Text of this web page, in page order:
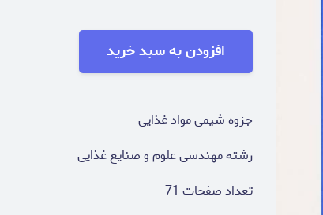
افزودن به سبد خرید
جزوه شیمی مواد غذایی
رشته مهندسی علوم و صنایع غذایی
تعداد صفحات 71